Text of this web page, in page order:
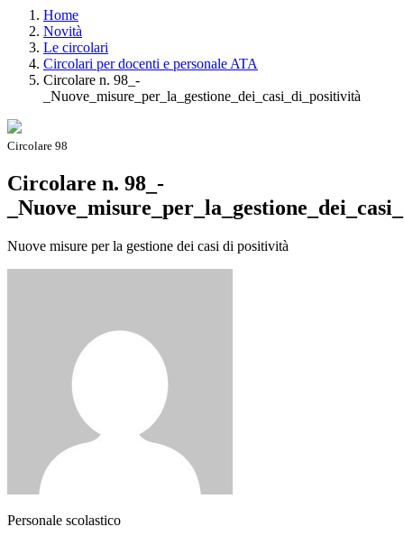
Home
Novità
Le circolari
Circolari per docenti e personale ATA
Circolare n. 98_-
_Nuove_misure_per_la_gestione_dei_casi_di_positività
Circolare 98
Circolare n. 98_-
Nuove misure per la gestione dei casi di positività
Personale scolastico